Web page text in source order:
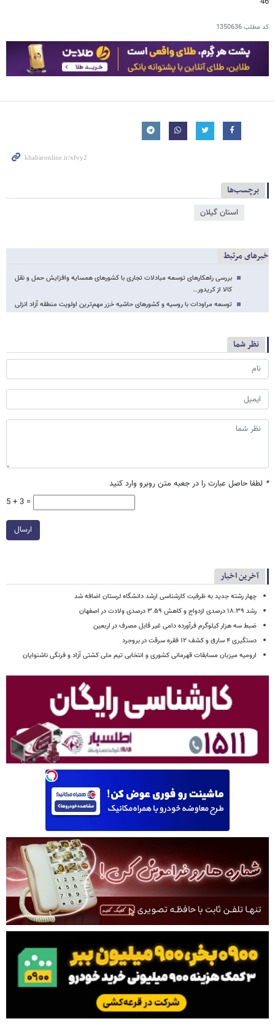
کد مطلب1350636
برچسب‌ها
استان گیلان
خبرهای مرتبط
بررسی راهکارهای توسعه مبادلات تجاری با کشورهای همسایه وافزایش حمل و نقل
کالا از کریدور…
توسعه مراودات با روسیه و کشورهای حاشیه خزر مهم‌ترین اولویت منطقه آزاد انزلی
نظر شما
* لطفا حاصل عبارت را در جعبه متن روبرو وارد کنید
5 + 3 =
ارسال
آخرین اخبار
چهار رشته جدید به ظرفیت کارشناسی ارشد دانشگاه لرستان اضافه شد
رشد ۱۸.۳۹ درصدی ازدواج و کاهش ۳.۵۹ درصدی ولادت در اصفهان
ضبط سه هزار کیلوگرم فرآورده دامی غیر قابل مصرف در اربعین
دستگیری ۴ سارق و کشف ۱۲ فقره سرقت در بروجرد
ارومیه میزبان مسابقات قهرمانی کشوری و انتخابی تیم ملی کشتی آزاد و فرنگی ناشنوایان